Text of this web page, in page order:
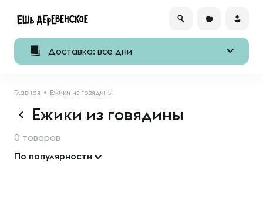
Доставка: все дни
Главная Ежики из говядины
Ежики из говядины
0 товаров
По популярности